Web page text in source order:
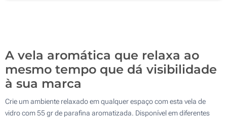
A vela aromática que relaxa ao
mesmo tempo que dá visibilidade
à sua marca
Crie um ambiente relaxado em qualquer espaço com esta vela de
vidro com 55 gr de parafina aromatizada. Disponível em diferentes